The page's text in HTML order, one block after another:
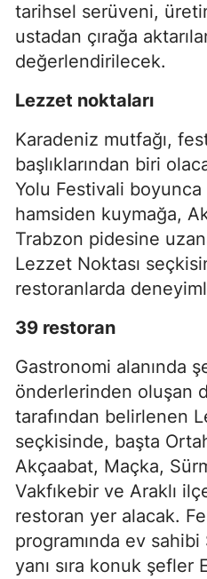
tarihsel serüveni,
ustadan çırağa
değerlendirilecek.
Lezzet noktaları
Karadeniz mutfağı,
başlıklarından biri
Yolu Festivali
hamsiden kuymağa,
Trabzon pidesine
Lezzet Noktası
restoranlarda
39 restoran
Gastronomi alanında
önderlerinden oluşan
tarafından belirlenen
seçkisinde, başta
Akçaabat, Maçka,
Vakfıkebir ve Araklı
restoran yer alacak.
programında ev sahibi
yanı sıra konuk şefler